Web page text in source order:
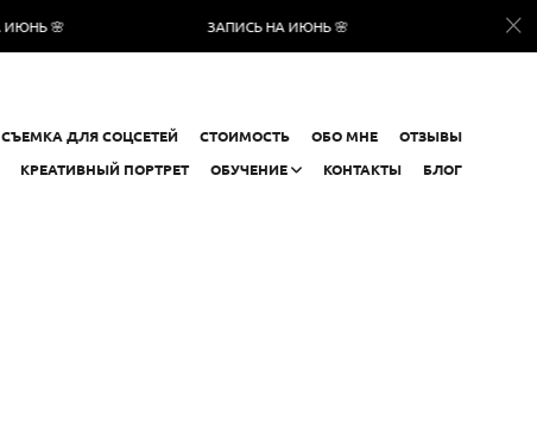
СЪЕМКА ДЛЯ СОЦСЕТЕЙ СТОИМОСТЬ ОБО МНЕ
ОТЗЫВЫ
КРЕАТИВНЫЙ ПОРТРЕТ
ОБУЧЕНИЕ КОНТАКТЫ БЛОГ
ЗАПИСЬ НА ИЮНЬ 🌸 ЗАПИСЬ НА ИЮНЬ